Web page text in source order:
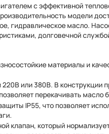
с эффективной
модели
гидравлическое масло.
долговечной
материалы и
или 380В. В
перекачивать масло
IP55, что позволяет
клапан, который